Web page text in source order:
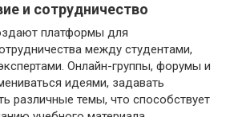
и сотрудничество
платформы для
между студентами,
Онлайн-группы, форумы и
идеями, задавать
различные темы, что способствует